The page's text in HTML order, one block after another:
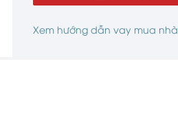
Xem hướng dẫn vay mua nhà